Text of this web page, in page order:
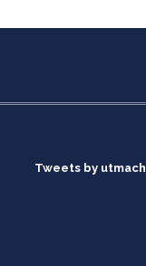
Tweets by